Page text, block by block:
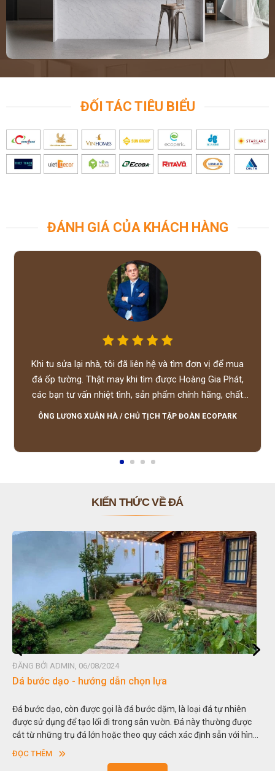
ĐỐI TÁC TIÊU BIỂU
ĐÁNH GIÁ CỦA KHÁCH HÀNG
Khi tu sửa lại nhà, tôi đã liên hệ và tìm đơn vị để mua
đá ốp tường. Thật may khi tìm được Hoàng Gia Phát,
các bạn tư vấn nhiệt tình, sản phẩm chính hãng, chất
lượng tốt, giá hợp lý, hỗ trợ tận tình.
ÔNG LƯƠNG XUÂN HÀ / CHỦ TỊCH TẬP ĐOÀN ECOPARK
KIẾN THỨC VỀ ĐÁ
ĐĂNG BỞI ADMIN, 06/08/2024
Dá bước dạo - hướng dẫn chọn lựa
Đá bước dạo, còn được gọi là đá bước dặm, là loại đá tự nhiên
được sử dụng để tạo lối đi trong sân vườn. Đá này thường được
cắt từ những trụ đá lớn hoặc theo quy cách xác định sẵn với hình
vuông hoặc hình chữ nhật và có độ dày khác nhau.
ĐỌC THÊM